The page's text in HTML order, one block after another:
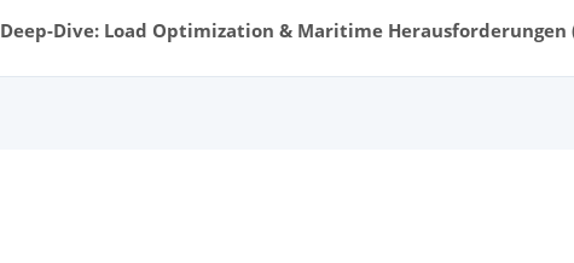
Deep-Dive: Load Optimization & Maritime Herausforderungen